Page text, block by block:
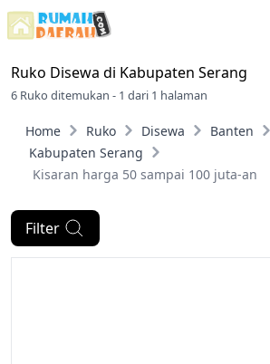
Ruko Disewa di Kabupaten Serang
6 Ruko ditemukan - 1 dari 1 halaman
Home Ruko Disewa
Banten
Kabupaten Serang
Kisaran harga 50 sampai 100 juta-an
Filter